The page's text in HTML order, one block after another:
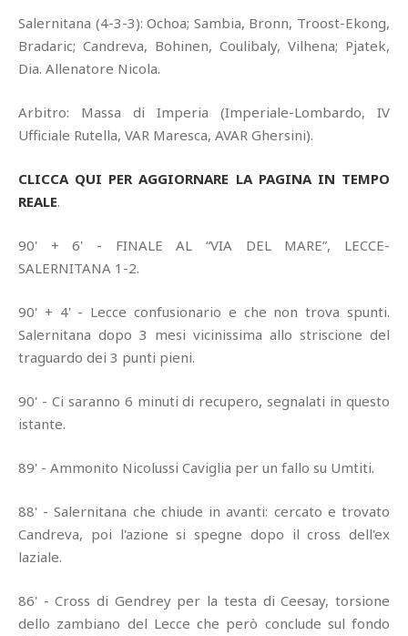
Salernitana (4-3-3): Ochoa; Sambia, Bronn, Troost-Ekong,
Bradaric; Candreva, Bohinen, Coulibaly, Vilhena; Pjatek,
Dia. Allenatore Nicola.
Arbitro: Massa di Imperia (Imperiale-Lombardo, IV
Ufficiale Rutella, VAR Maresca, AVAR Ghersini).
CLICCA QUI PER AGGIORNARE LA PAGINA IN TEMPO
REALE.
90' + 6' - FINALE AL “VIA DEL MARE”, LECCE-
SALERNITANA 1-2.
90' + 4' - Lecce confusionario e che non trova spunti.
Salernitana dopo 3 mesi vicinissima allo striscione del
traguardo dei 3 punti pieni.
90' - Ci saranno 6 minuti di recupero, segnalati in questo
istante.
89' - Ammonito Nicolussi Caviglia per un fallo su Umtiti.
88' - Salernitana che chiude in avanti: cercato e trovato
Candreva, poi l'azione si spegne dopo il cross dell'ex
laziale.
86' - Cross di Gendrey per la testa di Ceesay, torsione
dello zambiano del Lecce che però conclude sul fondo